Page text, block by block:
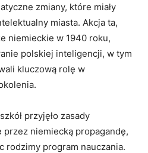
​zmiany, które miały
miasta. Akcja ta,
niemieckie w 1940 roku,
polskiej inteligencji, w tym
kluczową⁣ rolę w
przyjęło zasady
przez niemiecką propagandę,
rodzimy program nauczania.